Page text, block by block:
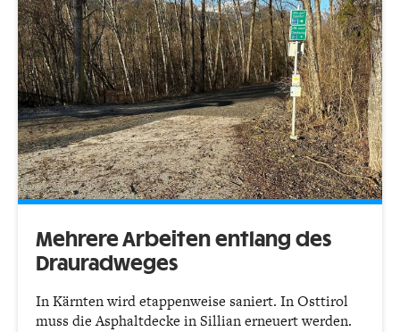
Mehrere Arbeiten entlang des
Drauradweges
In Kärnten wird etappenweise saniert. In Osttirol
muss die Asphaltdecke in Sillian erneuert werden.